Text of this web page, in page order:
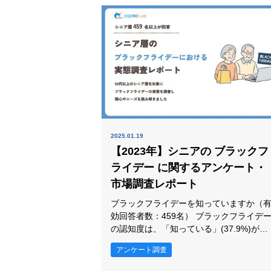
に関心がある」(32.0%)を大きく上回り、
関心は中程度に集まります。「あまり関心
がない」(9.4
2025.01.19
【2023年】シニアの ブラックフ
ライデー に関するアンケート・
市場調査レポート
ブラックフライデーを知っていますか（有
効回答者数：459名） ブラックフライデー
の認知度は、「知っている」(37.9%)が最
も高く、次いで「全く知らない」
(34.9%)、「聞いたことはあるが詳細は知
アンケート調査